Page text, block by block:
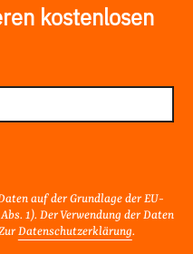
kostenlosen
auf der Grundlage der EU-
1). Der Verwendung der Daten
Datenschutzerklärung.